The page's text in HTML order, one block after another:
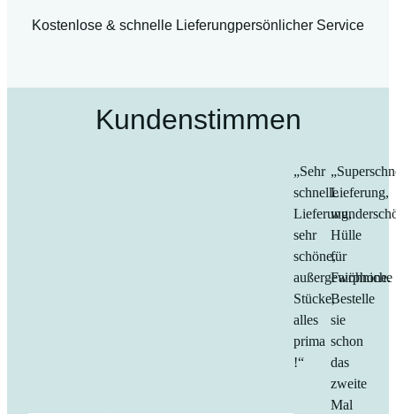
Kostenlose & schnelle Lieferungpersönlicher Service
Kundenstimmen
„Sehr
schnelle
Lieferung,
sehr
schöne,
außergewöhniche
Stücke,
alles
prima
!“
Lieferung,
Hülle
für
Fairphone.
Bestelle
sie
schon
das
zweite
Mal